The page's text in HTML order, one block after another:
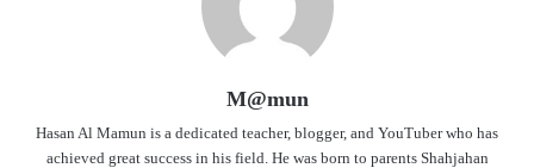
M@mun
Hasan Al Mamun is a dedicated teacher, blogger, and YouTuber who has
achieved great success in his field. He was born to parents Shahjahan